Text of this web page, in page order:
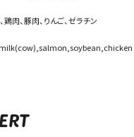
鶏肉、豚肉、りんご、ゼラチン